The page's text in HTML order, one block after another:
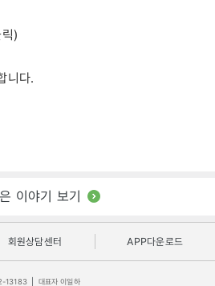
)
니다.
이야기 보기
회원상담센터 APP다운로드
13183 대표자 이일하